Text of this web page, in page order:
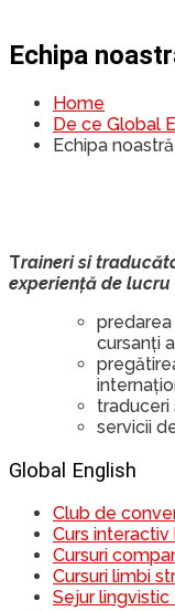
Echipa
Home
De ce Global
Echipa noastră
Traineri si
experiență de lucru
cursanți
traduceri
servicii
Global English
Club de
Curs
Cursuri
Cursuri limbi
Sejur lingvistic